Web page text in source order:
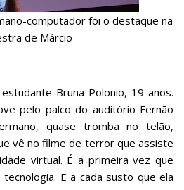
computador foi o destaque na
de Márcio
Bruna Polonio, 19 anos.
pelo palco do auditório Fernão
quase tromba no telão,
vê no filme de terror que assiste
virtual. É a primeira vez que
E a cada susto que ela